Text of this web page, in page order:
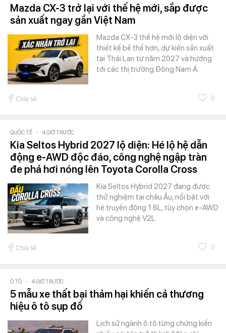
Mazda CX-3 trở lại với thế hệ mới, sắp được
sản xuất ngay gần Việt Nam
Mazda CX-3 thế hệ mới lộ diện với
thiết kế bề thế hơn, dự kiến sản xuất
tại Thái Lan từ năm 2027 và hướng
tới các thị trường Đông Nam Á.
Chia sẻ 0
QUỐC TẾ - 4 GIỜ TRƯỚC
Kia Seltos Hybrid 2027 lộ diện: Hé lộ hệ dẫn
động e-AWD độc đáo, công nghệ ngập tràn
đe phả hơi nóng lên Toyota Corolla Cross
Kia Seltos Hybrid 2027 đang được
thử nghiệm tại châu Âu, nổi bật với
hệ truyền động 1.6L, tùy chọn e-AWD
và công nghệ V2L.
Chia sẻ 0
Ô TÔ - 4 GIỜ TRƯỚC
5 mẫu xe thất bại thảm hại khiến cả thương
hiệu ô tô sụp đổ
Lịch sử ngành ô tô từng chứng kiến